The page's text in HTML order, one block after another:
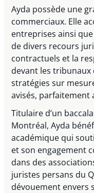
Ayda possède une
commerciaux. Elle
entreprises ainsi
de divers recours
contractuels et la
devant les tribunaux
stratégies sur
avisés, parfaitement
Titulaire d’un
Montréal, Ayda
académique qui
et son engagement
dans des
juristes persans du
dévouement envers